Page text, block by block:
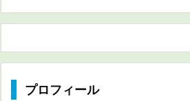
プロフィール